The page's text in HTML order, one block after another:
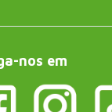
nos em